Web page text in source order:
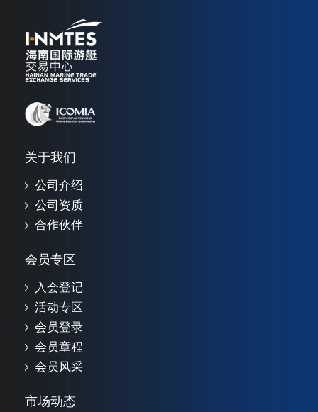
关于我们
公司介绍
公司资质
合作伙伴
会员专区
入会登记
活动专区
会员登录
会员章程
会员风采
市场动态